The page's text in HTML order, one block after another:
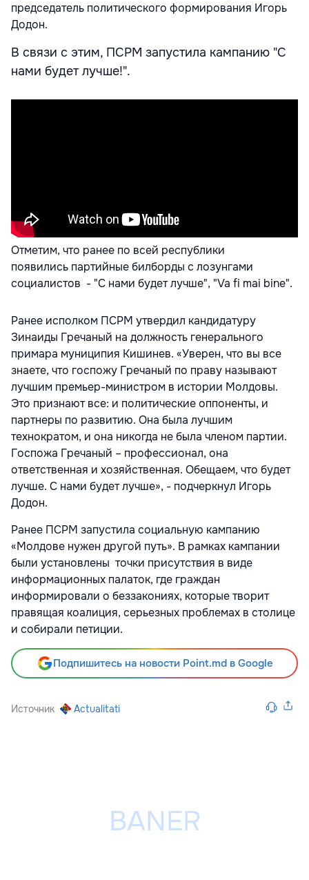
председатель политического формирования Игорь
Додон.
В связи с этим, ПСРМ запустила кампанию "С
нами будет лучше!".
Отметим, что ранее по всей республики
появились партийные билборды с лозунгами
социалистов - "С нами будет лучше", "Va fi mai bine".
Ранее исполком ПСРМ утвердил кандидатуру
Зинаиды Гречаный на должность генерального
примара муниципия Кишинев. «Уверен, что вы все
знаете, что госпожу Гречаный по праву называют
лучшим премьер-министром в истории Молдовы.
Это признают все: и политические оппоненты, и
партнеры по развитию. Она была лучшим
технократом, и она никогда не была членом партии.
Госпожа Гречаный – профессионал, она
ответственная и хозяйственная. Обещаем, что будет
лучше. С нами будет лучше», - подчеркнул Игорь
Додон.
Ранее ПСРМ запустила социальную кампанию
«Молдове нужен другой путь». В рамках кампании
были установлены точки присутствия в виде
информационных палаток, где граждан
информировали о беззакониях, которые творит
правящая коалиция, серьезных проблемах в столице
и собирали петиции.
Подпишитесь на новости Point.md в Google
Источник Actualitati